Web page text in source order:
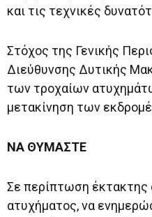
και τις τεχνικές
Στόχος της Γενικής
Διεύθυνσης Δυτικής
των τροχαίων
μετακίνηση των
ΝΑ ΘΥΜΑΣΤΕ
Σε περίπτωση έκτακτης
ατυχήματος, να